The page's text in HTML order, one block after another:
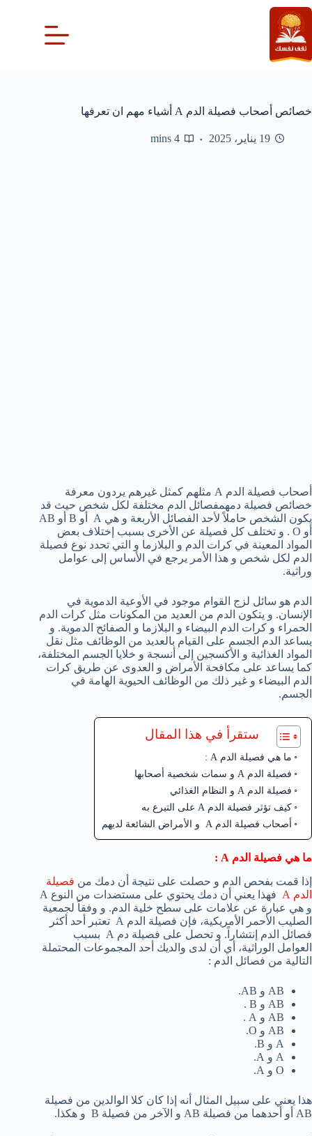
التجاوز
إلى
المحتوى
خصائص أصحاب فصيلة الدم A أشياء مهم ان تعرفها
19 يناير، 2025 4 mins
أصحاب فصيلة الدم A مثلهم كمثل غيرهم يردون معرفة
خصائص فصيلة دمهمفصائل الدم مختلفة لكل شخص حيث قد
يكون الشخص حاملاً لأحد الفصائل الأربعة و هي A أو B أو AB
أو O . و تختلف كل فصيلة عن الأخرى بسبب إختلاف بعض
المواد المعينة في كرات الدم و البلازما و التي تحدد نوع فصيلة
الدم لكل شخص و هذا الأمر يرجع في الأساس إلى عوامل
وراثية.
الدم هو سائل لزج القوام موجود في الأوعية الدموية في
الإنسان. و يتكون الدم من العديد من المكونات مثل كرات الدم
الحمراء و كرات الدم البيضاء و البلازما و الصفائح الدموية. و
يساعد الدم الجسم على القيام بالعديد من الوظائف مثل نقل
المواد الغذائية و الأكسجين إلى أنسجة و خلايا الجسم المختلفة،
كما يساعد على مكافحة الأمراض و العدوى عن طريق كرات
الدم البيضاء و غير ذلك من الوظائف الحيوية الهامة في
الجسم.
ستقرأ في هذا المقال
ما هي فصيلة الدم A :
فصيلة الدم A و سمات شخصية أصحابها
فصيلة الدم A و النظام الغذائي
كيف تؤثر فصيلة الدم A على التبرع به
أصحاب فصيلة الدم A و الأمراض الشائعة لديهم
ما هي فصيلة الدم A :
إذا قمت بفحص الدم و حصلت على نتيجة أن دمك من فصيلة
الدم A
فهذا يعني أن دمك يحتوي على مستضدات من النوع A
و هي عبارة عن علامات على سطح خلية الدم. و وفقاً لجمعية
الصليب الأحمر الأمريكية، فإن فصيلة الدم A تعتبر أحد أكثر
فصائل الدم إنتشاراً. و تحصل على فصيلة دم A بسبب
العوامل الوراثية، أي أن لدى والديك أحد المجموعات المحتملة
التالية من فصائل الدم :
AB و AB.
AB و B .
AB و A .
AB و O.
A و B.
A و A.
O و A.
هذا يعني على سبيل المثال أنه إذا كان كلا الوالدين من فصيلة
AB أو أحدهما من فصيلة AB و الآخر من فصيلة B و هكذا.